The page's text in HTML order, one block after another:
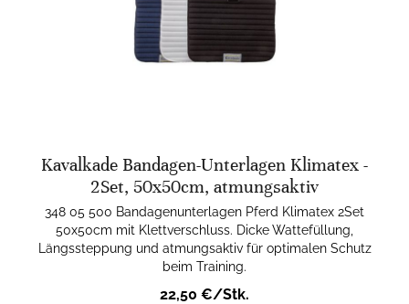
Kavalkade Bandagen-Unterlagen Klimatex -
2Set, 50x50cm, atmungsaktiv
348 05 500 Bandagenunterlagen Pferd Klimatex 2Set
50x50cm mit Klettverschluss. Dicke Wattefüllung,
Längssteppung und atmungsaktiv für optimalen Schutz
beim Training.
22,50 €/Stk.